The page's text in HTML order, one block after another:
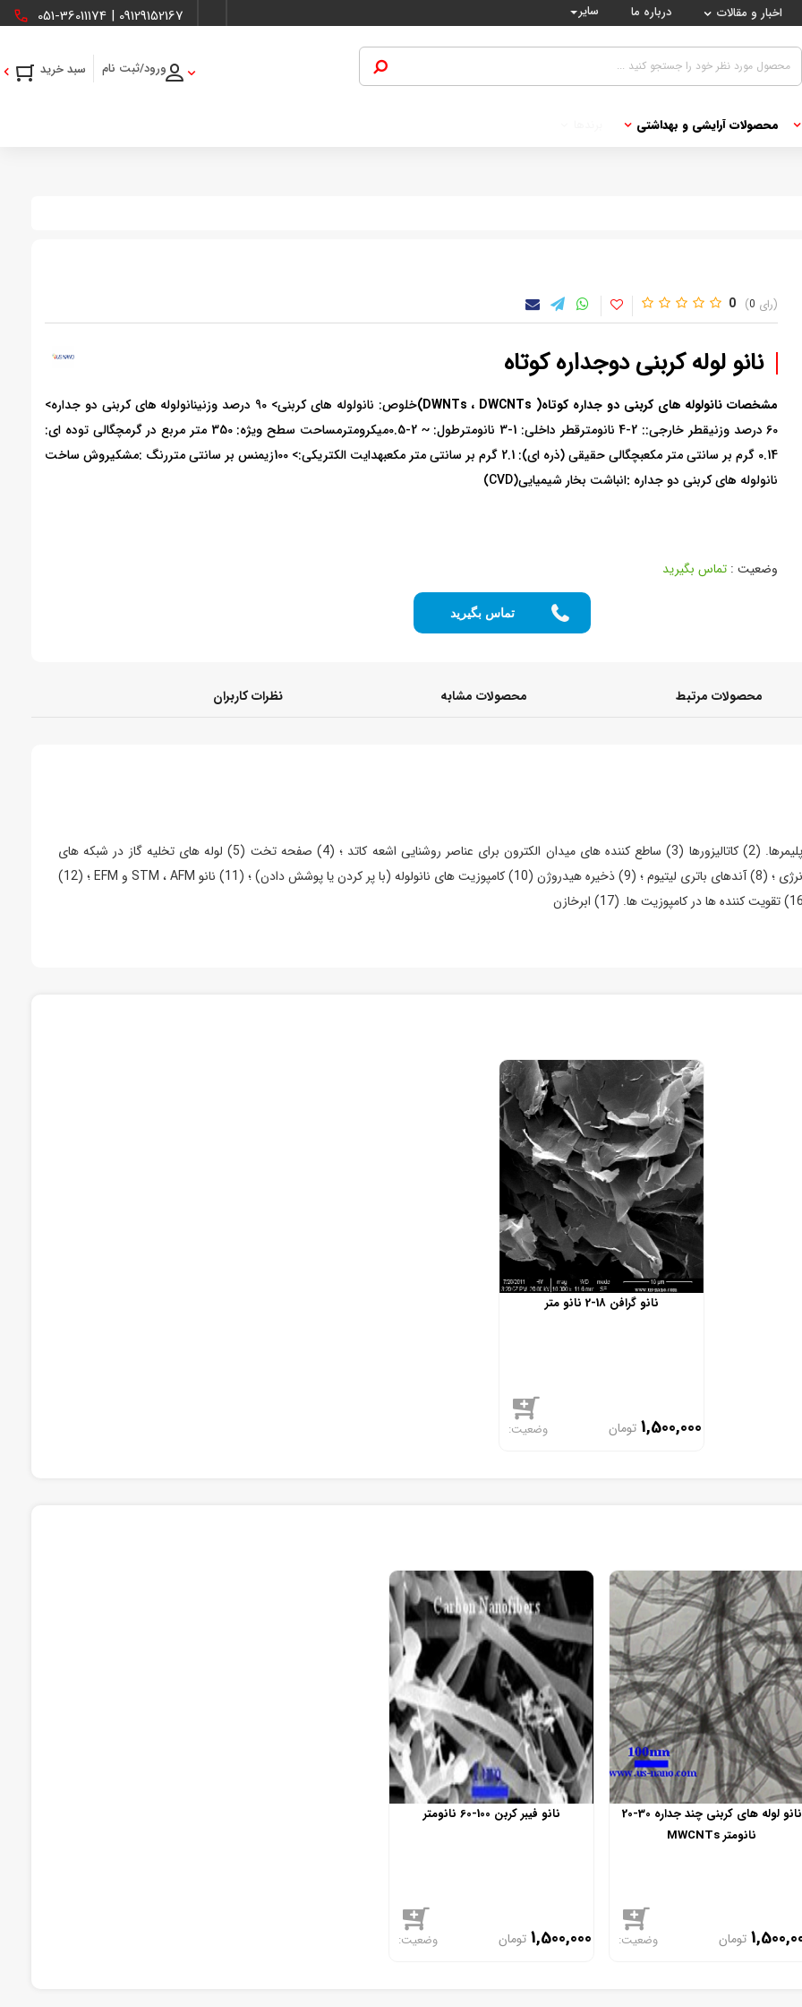
اخبار و مقالات درباره ما سایر 09129152167
|
051-36011174
ورود/ثبت نام
محصولات آرایشی و بهداشتی
0 0
نانو لوله کربنی دوجداره کوتاه
مشخصات نانولوله های کربنی دو جداره کوتاه( ، DWCNTs
)
خلوص: نانولوله های کربنی> 90 درصد وزنینانولوله های کربنی دو جداره>
60 درصد وزنیقطر خارجی:: 2-4 نانومترقطر داخلی: 1-3 نانومترطول: ~ 2-0.5میکرومترمساحت سطح ویژه: 350 متر مربع در گرمچگالی توده ای:
0.14 گرم بر سانتی متر مکعبچگالی حقیقی (ذره ای): 2.1 گرم بر سانتی متر مکعبهدایت الکتریکی:> 100زیمنس بر سانتی متررنگ :مشکیروش ساخت
نانولوله های کربنی دو جداره :انباشت بخار شیمیایی(CVD)
وضعیت : تماس بگیرید
تماس بگیرید
محصولات مرتبط محصولات مشابه نظرات کاربران
کاربردهای بالقوه نانولوله های کربنی عبارتند از: (1) مواد افزودنی در پلیمرها. (2) کاتالیزورها (3) ساطع کننده های میدان الکترون برای عناصر روشنایی اشعه کاتد ؛ (4) صفحه تخت (5) لوله های تخلیه گاز در شبکه های
مخابراتی ؛ (6) جذب و محافظت از موج الکترومغناطیسی. (7) تبدیل انرژی ؛ (8) آندهای باتری لیتیوم ؛ (9) ذخیره هیدروژن (10) کامپوزیت های نانولوله (با پر کردن یا پوشش دادن) ؛ (11) نانو STM ، AFM و EFM ؛ (12)
نانو گرافن 18-2 نانو متر
1,500,000 تومان
نانو لوله های کربنی چند جداره 30-20
نانومتر MWCNTs
تومان
نانو فیبر کربن 100-60 نانومتر
1,500,000 تومان